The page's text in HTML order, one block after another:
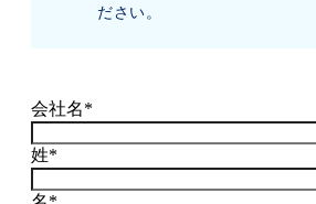
ださい。
会社名*
姓*